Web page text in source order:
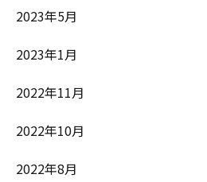
2023年5月
2023年1月
2022年11月
2022年10月
2022年8月